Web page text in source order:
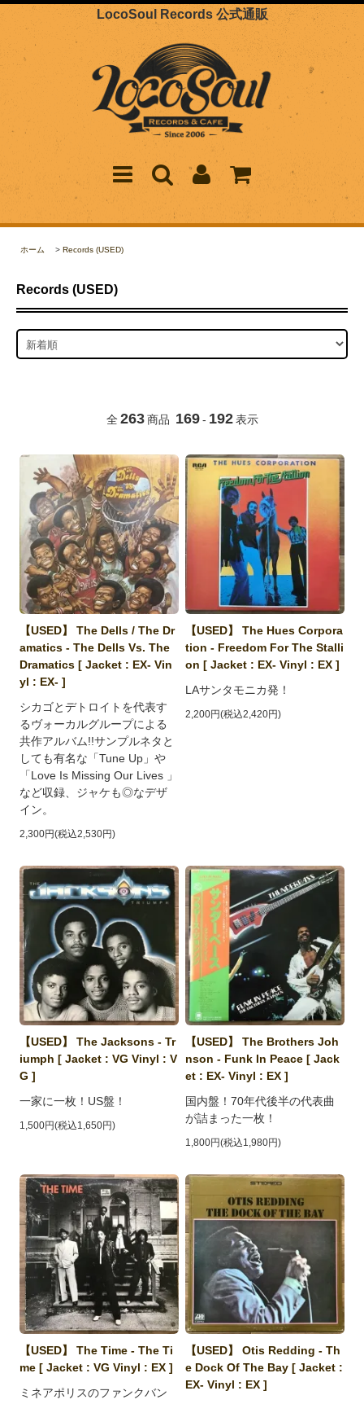
LocoSoul Records 公式通販
ホーム > Records (USED)
Records (USED)
全 263 商品 169 - 192 表示
【USED】 The Dells / The Dr
amatics - The Dells Vs. The
Dramatics [ Jacket : EX- Vin
yl : EX- ]
シカゴとデトロイトを代表す
るヴォーカルグループによる
共作アルバム!!サンプルネタと
しても有名な「Tune Up」や
「Love Is Missing Our Lives 」
など収録、ジャケも◎なデザ
イン。
2,300円(税込2,530円)
【USED】 The Hues Corpora
tion - Freedom For The Stalli
on [ Jacket : EX- Vinyl : EX ]
LAサンタモニカ発！
2,200円(税込2,420円)
【USED】 The Jacksons - Tr
iumph [ Jacket : VG Vinyl : V
G ]
一家に一枚！US盤！
1,500円(税込1,650円)
【USED】 The Brothers Joh
nson - Funk In Peace [ Jack
et : EX- Vinyl : EX ]
国内盤！70年代後半の代表曲
が詰まった一枚！
1,800円(税込1,980円)
【USED】 The Time - The Ti
me [ Jacket : VG Vinyl : EX ]
ミネアポリスのファンクバン
【USED】 Otis Redding - Th
e Dock Of The Bay [ Jacket :
EX- Vinyl : EX ]